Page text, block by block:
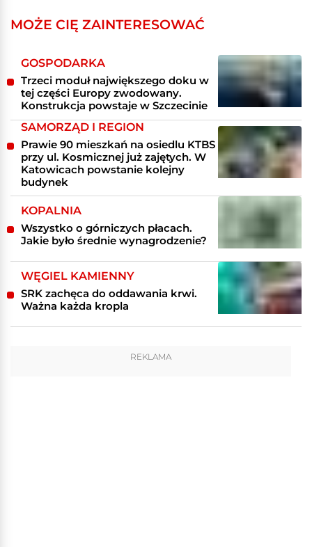
MOŻE CIĘ ZAINTERESOWAĆ
GOSPODARKA
Trzeci moduł największego doku w
tej części Europy zwodowany.
Konstrukcja powstaje w Szczecinie
SAMORZĄD I REGION
Prawie 90 mieszkań na osiedlu KTBS
przy ul. Kosmicznej już zajętych. W
Katowicach powstanie kolejny
budynek
KOPALNIA
Wszystko o górniczych płacach.
Jakie było średnie wynagrodzenie?
WĘGIEL KAMIENNY
SRK zachęca do oddawania krwi.
Ważna każda kropla
REKLAMA